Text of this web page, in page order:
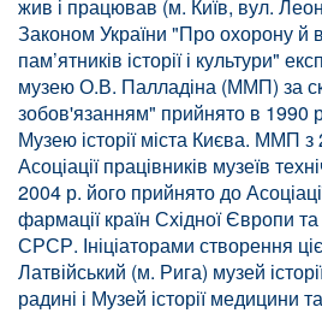
жив і працював (м. Київ, вул.
Законом України "Про охорону й
пам’ятників історії і культури"
музею О.В. Палладіна (ММП) за
зобов'язанням" прийнято в 1990
Музею історії міста Києва. ММП
Асоціації працівників музеїв
2004 р. його прийнято до
фармації країн Східної Європи
СРСР. Ініціаторами створення
Латвійський (м. Рига) музей
радині і Музей історії медицини